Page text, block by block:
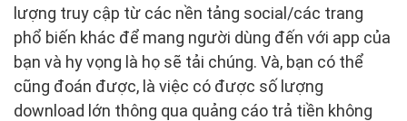
lượng truy cập từ các nền tảng social/các trang
phổ biến khác để mang người dùng đến với app của
bạn và hy vọng là họ sẽ tải chúng. Và, bạn có thể
cũng đoán được, là việc có được số lượng
download lớn thông qua quảng cáo trả tiền không